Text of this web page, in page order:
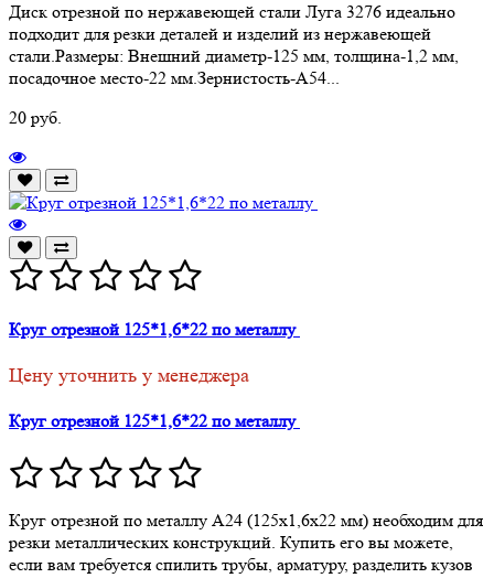
Диск отрезной по нержавеющей стали Луга 3276 идеально
подходит для резки деталей и изделий из нержавеющей
стали.Размеры: Внешний диаметр-125 мм, толщина-1,2 мм,
посадочное место-22 мм.Зернистость-А54...
20 руб.
Круг отрезной 125*1,6*22 по металлу
Цену уточнить у менеджера
Круг отрезной 125*1,6*22 по металлу
Круг отрезной по металлу А24 (125х1,6х22 мм) необходим для
резки металлических конструкций. Купить его вы можете,
если вам требуется спилить трубы, арматуру, разделить кузов